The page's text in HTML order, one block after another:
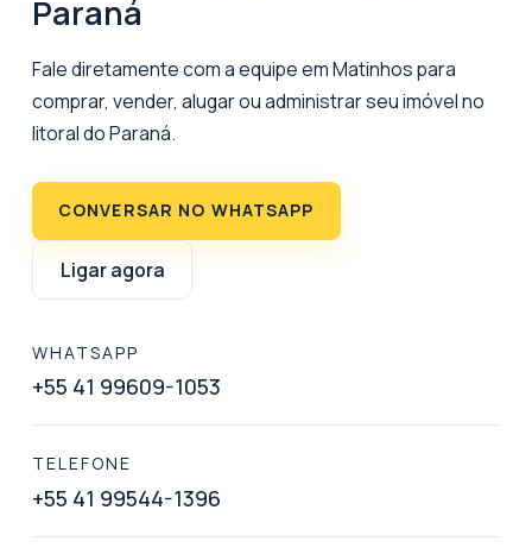
Paraná
Fale diretamente com a equipe em Matinhos para
comprar, vender, alugar ou administrar seu imóvel no
litoral do Paraná.
CONVERSAR NO WHATSAPP
Ligar agora
WHATSAPP
+55 41 99609-1053
TELEFONE
+55 41 99544-1396